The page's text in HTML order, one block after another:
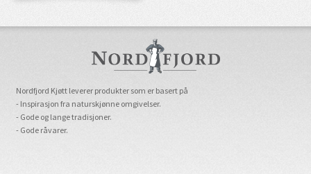
Nordfjord Kjøtt leverer produkter som er basert på
- Inspirasjon fra naturskjønne omgivelser.
- Gode og lange tradisjoner.
- Gode råvarer.